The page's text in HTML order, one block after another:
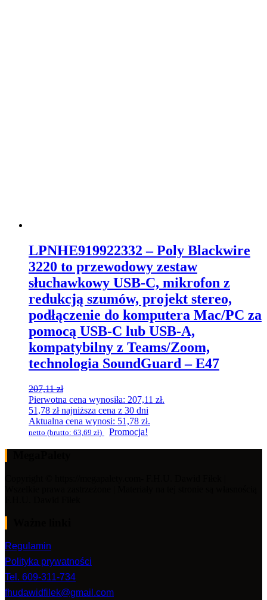
LPNHE919922332 – Poly Blackwire
3220 to przewodowy zestaw
słuchawkowy USB-C, mikrofon z
redukcją szumów, projekt stereo,
podłączenie do komputera Mac/PC za
pomocą USB-C lub USB-A,
kompatybilny z Teams/Zoom,
technologia SoundGuard – E47
207,11zł
Pierwotna cena wynosiła: 207,11 zł.
51,78 złnajniższa cena z 30 dni
Aktualna cena wynosi: 51,78 zł.
netto (brutto: 63,69 zł) Promocja!
Regulamin
Polityka prywatności
Tel. 609-311-734
fhudawidfilek@gmail.com